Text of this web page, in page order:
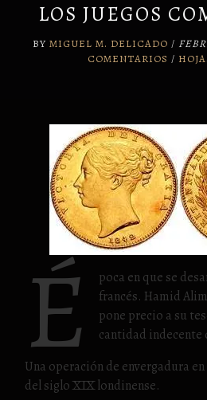
LOS JUEGOS
BY MIGUEL M. DELICADO /
COMENTARIOS /
é
poca en que se
francés. Hamid
pone precio a su
cantidad indecente
Una operación de envergadura
del siglo XIX londinense.